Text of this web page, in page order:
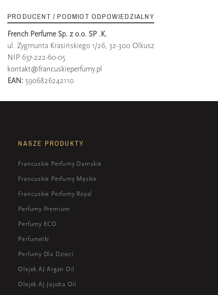
PRODUCENT / PODMIOT ODPOWIEDZIALNY
French Perfume Sp. z o.o. SP .K.
ul. Zygmunta Krasińskiego 1/26, 32-300 Olkusz
NIP 637-222-60-05
kontakt@francuskieperfumy.pl
EAN: 5906826242110
NASZE PRODUKTY
Francuskie Perfumy Damskie
Francuskie Perfumy Męskie
Francuskie Perfumy Royal
Perfumy Premium
Perfumy ECO
Perfumetki
Perfumy Dla Dzieci
Olejek AJ Argan Oil
Olejek AJ Jojoba Oil